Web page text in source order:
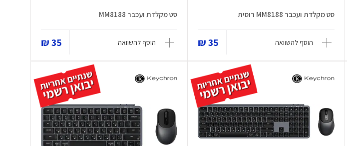
סט מקלדת ועכבר MM8188 רוסית
הוסף להשוואה 35 ₪
סט מקלדת ועכבר MM8188
הוסף להשוואה 35 ₪